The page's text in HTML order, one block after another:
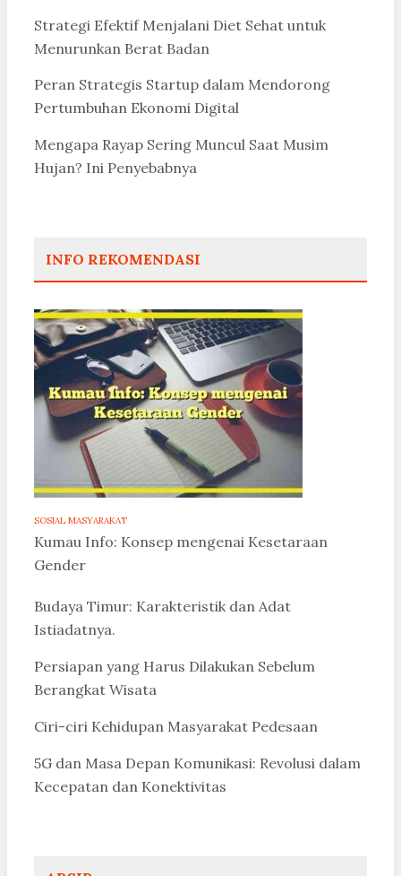
Strategi Efektif Menjalani Diet Sehat untuk
Menurunkan Berat Badan
Peran Strategis Startup dalam Mendorong
Pertumbuhan Ekonomi Digital
Mengapa Rayap Sering Muncul Saat Musim
Hujan? Ini Penyebabnya
INFO REKOMENDASI
SOSIAL MASYARAKAT
Kumau Info: Konsep mengenai Kesetaraan
Gender
Budaya Timur: Karakteristik dan Adat
Istiadatnya.
Persiapan yang Harus Dilakukan Sebelum
Berangkat Wisata
Ciri-ciri Kehidupan Masyarakat Pedesaan
5G dan Masa Depan Komunikasi: Revolusi dalam
Kecepatan dan Konektivitas